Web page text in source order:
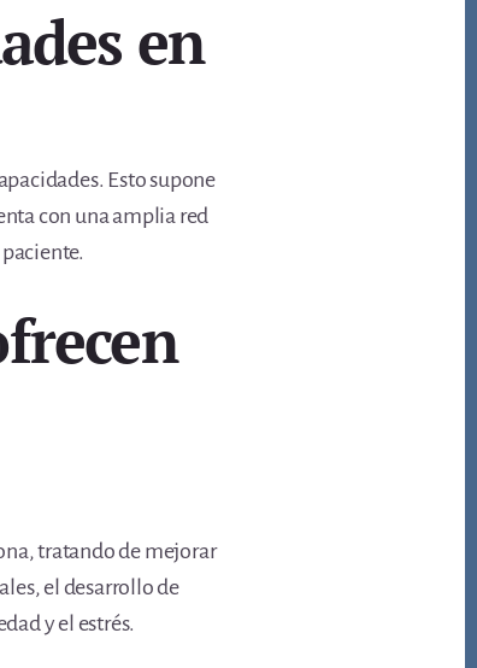
en
Esto supone
con una amplia red
tratando de mejorar
el desarrollo de
y el estrés.